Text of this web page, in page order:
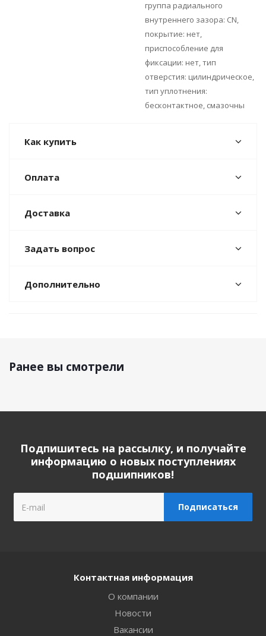
группа радиального
внутреннего зазора: CN,
покрытие: нет,
приспособление для
фиксации: нет, тип
отверстия: цилиндрическое,
тип уплотнения:
бесконтактное, смазочны
Как купить
Оплата
Доставка
Задать вопрос
Дополнительно
Ранее вы смотрели
Подпишитесь на рассылку, и получайте
информацию о новых поступлениях
подшипников!
Контактная информация
О компании
Новости
Вакансии